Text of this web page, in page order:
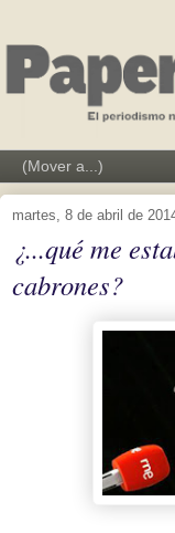
martes, 8 de abril de
¿...qué me
cabrones?